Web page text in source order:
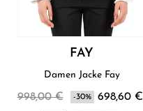
FAY
Damen Jacke Fay
998,00 € -30% 698,60 €